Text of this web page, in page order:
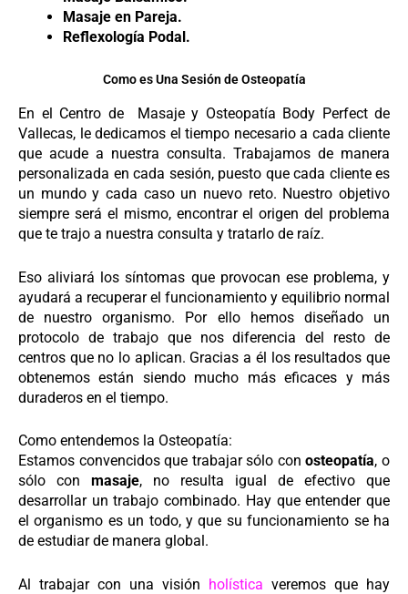
Masaje en Pareja.
Reflexología Podal.
Como es Una Sesión de Osteopatía
En el Centro de Masaje y Osteopatía Body Perfect de
Vallecas, le dedicamos el tiempo necesario a cada cliente
que acude a nuestra consulta. Trabajamos de manera
personalizada en cada sesión, puesto que cada cliente es
un mundo y cada caso un nuevo reto. Nuestro objetivo
siempre será el mismo, encontrar el origen del problema
que te trajo a nuestra consulta y tratarlo de raíz.
Eso aliviará los síntomas que provocan ese problema, y
ayudará a recuperar el funcionamiento y equilibrio normal
de nuestro organismo. Por ello hemos diseñado un
protocolo de trabajo que nos diferencia del resto de
centros que no lo aplican. Gracias a él los resultados que
obtenemos están siendo mucho más eficaces y más
duraderos en el tiempo.
Como entendemos la Osteopatía:
Estamos convencidos que trabajar sólo conosteopatía, o
sólo con masaje, no resulta igual de efectivo que
desarrollar un trabajo combinado. Hay que entender que
el organismo es un todo, y que su funcionamiento se ha
de estudiar de manera global.
Al trabajar con una visión holística veremos que hay